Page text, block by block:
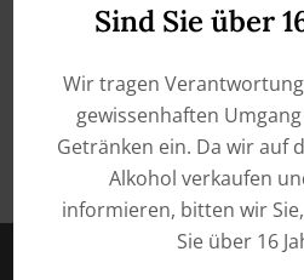
Sind Sie über
Wir tragen
gewissenhaften
Getränken ein. Da wir auf
Alkohol verkaufen
informieren, bitten wir
Sie über 16